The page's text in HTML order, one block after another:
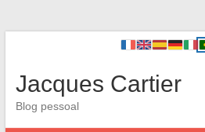
Jacques Cartier
Blog pessoal